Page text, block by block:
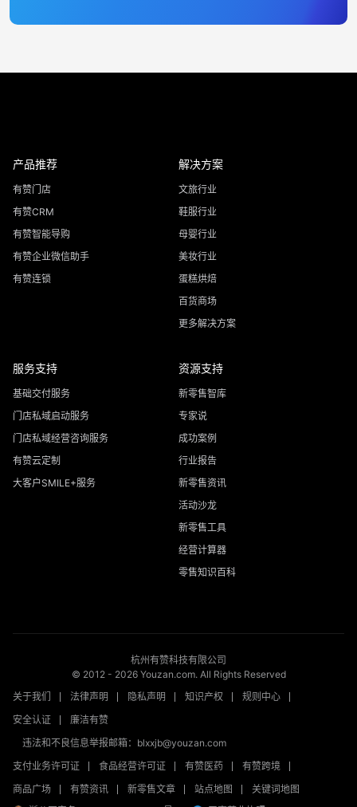
产品推荐
有赞门店
有赞CRM
有赞智能导购
有赞企业微信助手
有赞连锁
解决方案
文旅行业
鞋服行业
母婴行业
美妆行业
蛋糕烘焙
百货商场
更多解决方案
服务支持
基础交付服务
门店私域启动服务
门店私域经营咨询服务
有赞云定制
大客户SMILE+服务
资源支持
新零售智库
专家说
成功案例
行业报告
新零售资讯
活动沙龙
新零售工具
经营计算器
零售知识百科
杭州有赞科技有限公司
© 2012 - 2026Youzan.com. All Rights Reserved
关于我们
法律声明 隐私声明 知识产权
规则中心
安全认证
廉洁有赞
违法和不良信息举报邮箱：blxxjb@youzan.com
支付业务许可证
食品经营许可证 有赞医药
有赞跨境
商品广场
有赞资讯 新零售文章 站点地图
关键词地图